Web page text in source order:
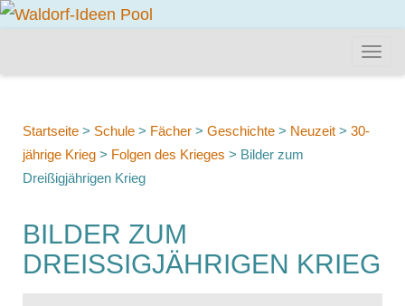
Startseite > Schule > Fächer > Geschichte > Neuzeit > 30-
jährige Krieg > Folgen des Krieges > Bilder zum
Dreißigjährigen Krieg
BILDER ZUM
DREISSIGJÄHRIGEN KRIEG